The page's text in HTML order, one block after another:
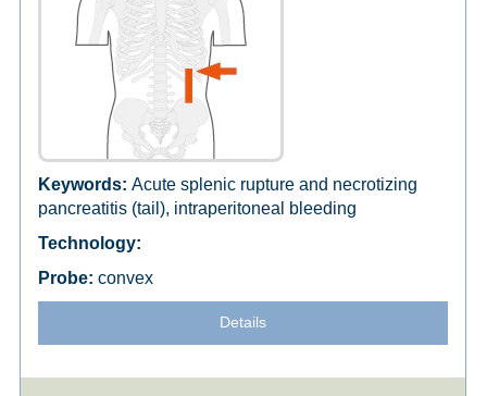
Acute splenic rupture and necrotizing
pancreatitis (tail), intraperitoneal bleeding
convex
Details